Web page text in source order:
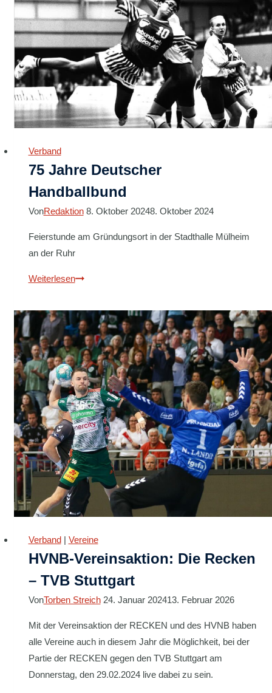
Verband
75 Jahre Deutscher
Handballbund
VonRedaktion 8. Oktober 20248. Oktober 2024
Feierstunde am Gründungsort in der Stadthalle Mülheim
an der Ruhr
Weiterlesen75
Deutscher
Handballbund
Verband| Vereine
HVNB-Vereinsaktion: Die Recken
– TVB Stuttgart
VonTorben Streich 24. Januar 202413. Februar 2026
Mit der Vereinsaktion der RECKEN und des HVNB haben
alle Vereine auch in diesem Jahr die Möglichkeit, bei der
Partie der RECKEN gegen den TVB Stuttgart am
Donnerstag, den 29.02.2024 live dabei zu sein.